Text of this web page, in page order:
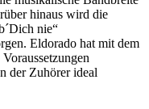
hinaus wird die
nie“
Eldorado hat mit dem
der Zuhörer ideal